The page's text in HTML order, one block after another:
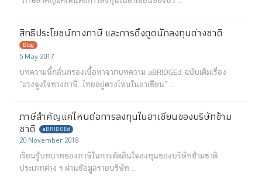
สิทธิประโยชน์ทางภาษี และการดึงดูดนักลงทุนต่างชาติ
Blog
5 May 2017
บทความนี้กลั่นกรองเนื้อหาจากบทความ aBRIDGEd ฉบับเต็มเรื่อง
“แรงจูงใจทางภาษี…ไทยอยู่ตรงไหนในอาเซียน” ...
ภาษีสำคัญแค่ไหนต่อการลงทุนในอาเซียนของบริษัทข้าม
ชาติ
aBRIDGEd
20 November 2018
เรียนรู้บทบาทของภาษีในการตัดสินใจลงทุนของบริษัทข้ามชาติ
ประเภทต่าง ๆ ผ่านข้อมูลรายบริษัท ...